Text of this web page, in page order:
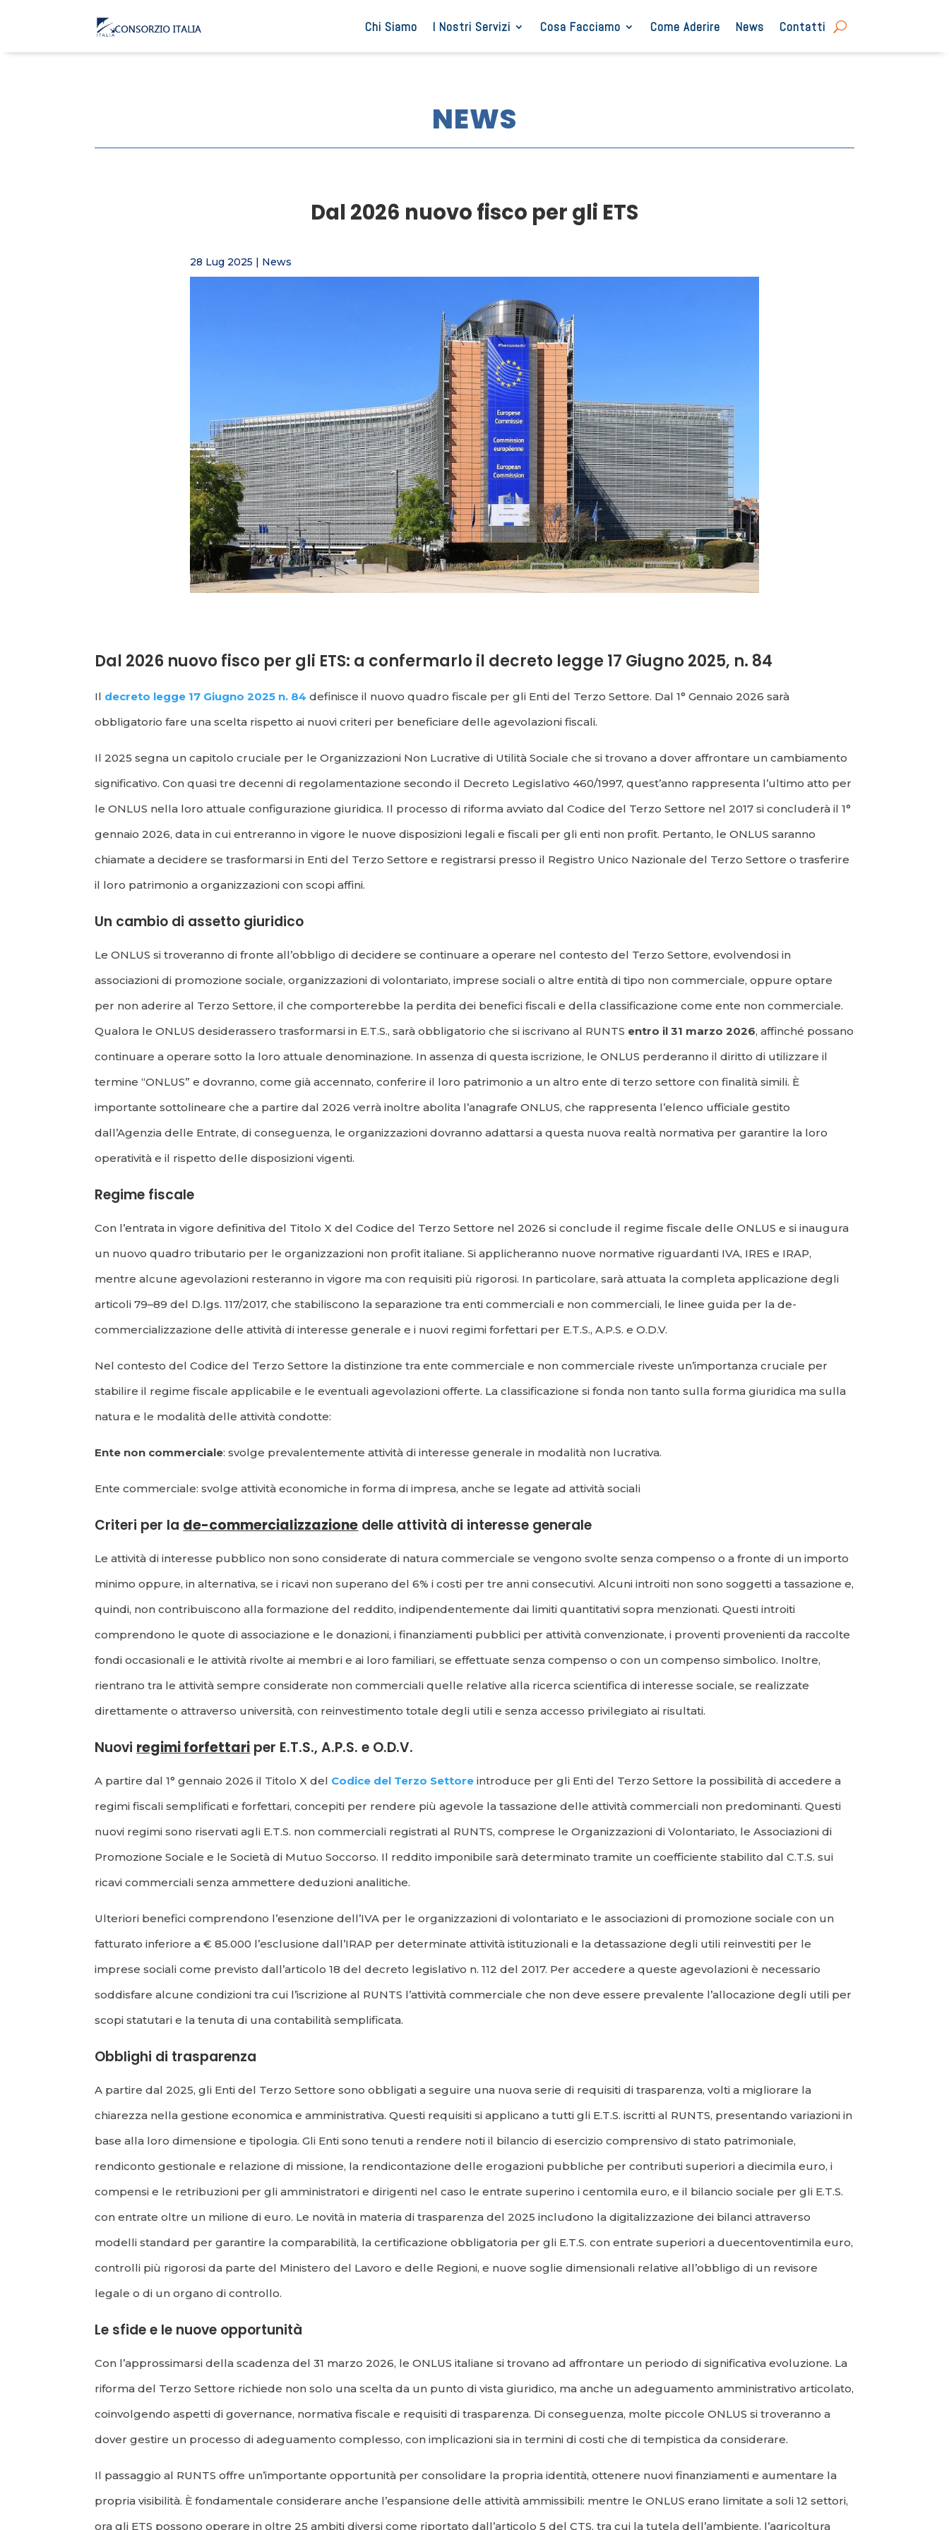
Chi Siamo I Nostri Servizi Cosa Facciamo Come Aderire News Contatti
NEWS
Dal 2026 nuovo fisco per gli ETS
28 Lug 2025 | News
Dal 2026 nuovo fisco per gli ETS: a confermarlo il decreto legge 17 Giugno 2025, n. 84
Il decreto legge 17 Giugno 2025 n. 84 definisce il nuovo quadro fiscale per gli Enti del Terzo Settore. Dal 1° Gennaio 2026 sarà
obbligatorio fare una scelta rispetto ai nuovi criteri per beneficiare delle agevolazioni fiscali.
Il 2025 segna un capitolo cruciale per le Organizzazioni Non Lucrative di Utilità Sociale che si trovano a dover affrontare un cambiamento
significativo. Con quasi tre decenni di regolamentazione secondo il Decreto Legislativo 460/1997, quest’anno rappresenta l’ultimo atto per
le ONLUS nella loro attuale configurazione giuridica. Il processo di riforma avviato dal Codice del Terzo Settore nel 2017 si concluderà il 1°
gennaio 2026, data in cui entreranno in vigore le nuove disposizioni legali e fiscali per gli enti non profit. Pertanto, le ONLUS saranno
chiamate a decidere se trasformarsi in Enti del Terzo Settore e registrarsi presso il Registro Unico Nazionale del Terzo Settore o trasferire
il loro patrimonio a organizzazioni con scopi affini.
Un cambio di assetto giuridico
Le ONLUS si troveranno di fronte all’obbligo di decidere se continuare a operare nel contesto del Terzo Settore, evolvendosi in
associazioni di promozione sociale, organizzazioni di volontariato, imprese sociali o altre entità di tipo non commerciale, oppure optare
per non aderire al Terzo Settore, il che comporterebbe la perdita dei benefici fiscali e della classificazione come ente non commerciale.
Qualora le ONLUS desiderassero trasformarsi in E.T.S., sarà obbligatorio che si iscrivano al RUNTS entro il 31 marzo 2026, affinché possano
continuare a operare sotto la loro attuale denominazione. In assenza di questa iscrizione, le ONLUS perderanno il diritto di utilizzare il
termine “ONLUS” e dovranno, come già accennato, conferire il loro patrimonio a un altro ente di terzo settore con finalità simili. È
importante sottolineare che a partire dal 2026 verrà inoltre abolita l’anagrafe ONLUS, che rappresenta l’elenco ufficiale gestito
dall’Agenzia delle Entrate, di conseguenza, le organizzazioni dovranno adattarsi a questa nuova realtà normativa per garantire la loro
operatività e il rispetto delle disposizioni vigenti.
Regime fiscale
Con l’entrata in vigore definitiva del Titolo X del Codice del Terzo Settore nel 2026 si conclude il regime fiscale delle ONLUS e si inaugura
un nuovo quadro tributario per le organizzazioni non profit italiane. Si applicheranno nuove normative riguardanti IVA, IRES e IRAP,
mentre alcune agevolazioni resteranno in vigore ma con requisiti più rigorosi. In particolare, sarà attuata la completa applicazione degli
articoli 79–89 del D.lgs. 117/2017, che stabiliscono la separazione tra enti commerciali e non commerciali, le linee guida per la de-
commercializzazione delle attività di interesse generale e i nuovi regimi forfettari per E.T.S., A.P.S. e O.D.V.
Nel contesto del Codice del Terzo Settore la distinzione tra ente commerciale e non commerciale riveste un’importanza cruciale per
stabilire il regime fiscale applicabile e le eventuali agevolazioni offerte. La classificazione si fonda non tanto sulla forma giuridica ma sulla
natura e le modalità delle attività condotte:
Ente non commerciale: svolge prevalentemente attività di interesse generale in modalità non lucrativa.
Ente commerciale: svolge attività economiche in forma di impresa, anche se legate ad attività sociali
Criteri per la de-commercializzazione delle attività di interesse generale
Le attività di interesse pubblico non sono considerate di natura commerciale se vengono svolte senza compenso o a fronte di un importo
minimo oppure, in alternativa, se i ricavi non superano del 6% i costi per tre anni consecutivi. Alcuni introiti non sono soggetti a tassazione e,
quindi, non contribuiscono alla formazione del reddito, indipendentemente dai limiti quantitativi sopra menzionati. Questi introiti
comprendono le quote di associazione e le donazioni, i finanziamenti pubblici per attività convenzionate, i proventi provenienti da raccolte
fondi occasionali e le attività rivolte ai membri e ai loro familiari, se effettuate senza compenso o con un compenso simbolico. Inoltre,
rientrano tra le attività sempre considerate non commerciali quelle relative alla ricerca scientifica di interesse sociale, se realizzate
direttamente o attraverso università, con reinvestimento totale degli utili e senza accesso privilegiato ai risultati.
Nuovi regimi forfettari per E.T.S., A.P.S. e O.D.V.
A partire dal 1° gennaio 2026 il Titolo X del Codice del Terzo Settore introduce per gli Enti del Terzo Settore la possibilità di accedere a
regimi fiscali semplificati e forfettari, concepiti per rendere più agevole la tassazione delle attività commerciali non predominanti. Questi
nuovi regimi sono riservati agli E.T.S. non commerciali registrati al RUNTS, comprese le Organizzazioni di Volontariato, le Associazioni di
Promozione Sociale e le Società di Mutuo Soccorso. Il reddito imponibile sarà determinato tramite un coefficiente stabilito dal C.T.S. sui
ricavi commerciali senza ammettere deduzioni analitiche.
Ulteriori benefici comprendono l’esenzione dell’IVA per le organizzazioni di volontariato e le associazioni di promozione sociale con un
fatturato inferiore a € 85.000 l’esclusione dall’IRAP per determinate attività istituzionali e la detassazione degli utili reinvestiti per le
imprese sociali come previsto dall’articolo 18 del decreto legislativo n. 112 del 2017. Per accedere a queste agevolazioni è necessario
soddisfare alcune condizioni tra cui l’iscrizione al RUNTS l’attività commerciale che non deve essere prevalente l’allocazione degli utili per
scopi statutari e la tenuta di una contabilità semplificata.
Obblighi di trasparenza
A partire dal 2025, gli Enti del Terzo Settore sono obbligati a seguire una nuova serie di requisiti di trasparenza, volti a migliorare la
chiarezza nella gestione economica e amministrativa. Questi requisiti si applicano a tutti gli E.T.S. iscritti al RUNTS, presentando variazioni in
base alla loro dimensione e tipologia. Gli Enti sono tenuti a rendere noti il bilancio di esercizio comprensivo di stato patrimoniale,
rendiconto gestionale e relazione di missione, la rendicontazione delle erogazioni pubbliche per contributi superiori a diecimila euro, i
compensi e le retribuzioni per gli amministratori e dirigenti nel caso le entrate superino i centomila euro, e il bilancio sociale per gli E.T.S.
con entrate oltre un milione di euro. Le novità in materia di trasparenza del 2025 includono la digitalizzazione dei bilanci attraverso
modelli standard per garantire la comparabilità, la certificazione obbligatoria per gli E.T.S. con entrate superiori a duecentoventimila euro,
controlli più rigorosi da parte del Ministero del Lavoro e delle Regioni, e nuove soglie dimensionali relative all’obbligo di un revisore
legale o di un organo di controllo.
Le sfide e le nuove opportunità
Con l’approssimarsi della scadenza del 31 marzo 2026, le ONLUS italiane si trovano ad affrontare un periodo di significativa evoluzione. La
riforma del Terzo Settore richiede non solo una scelta da un punto di vista giuridico, ma anche un adeguamento amministrativo articolato,
coinvolgendo aspetti di governance, normativa fiscale e requisiti di trasparenza. Di conseguenza, molte piccole ONLUS si troveranno a
dover gestire un processo di adeguamento complesso, con implicazioni sia in termini di costi che di tempistica da considerare.
Il passaggio al RUNTS offre un’importante opportunità per consolidare la propria identità, ottenere nuovi finanziamenti e aumentare la
propria visibilità. È fondamentale considerare anche l’espansione delle attività ammissibili: mentre le ONLUS erano limitate a soli 12 settori,
ora gli ETS possono operare in oltre 25 ambiti diversi come riportato dall’articolo 5 del CTS, tra cui la tutela dell’ambiente, l’agricoltura